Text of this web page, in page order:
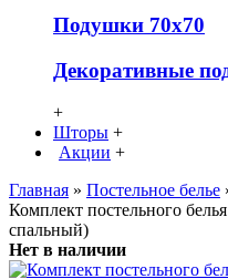
Подушки 70х70
Декоративные
+
Шторы +
Акции +
Главная » Постельное белье
Комплект постельного
спальный)
Нет в наличии